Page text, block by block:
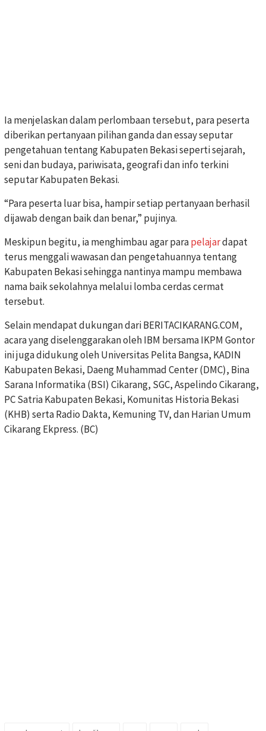
Ia menjelaskan dalam perlombaan tersebut, para peserta
diberikan pertanyaan pilihan ganda dan essay seputar
pengetahuan tentang Kabupaten Bekasi seperti sejarah,
seni dan budaya, pariwisata, geografi dan info terkini
seputar Kabupaten Bekasi.
“Para peserta luar bisa, hampir setiap pertanyaan berhasil
dijawab dengan baik dan benar,” pujinya.
Meskipun begitu, ia menghimbau agar parapelajardapat
terus menggali wawasan dan pengetahuannya tentang
Kabupaten Bekasi sehingga nantinya mampu membawa
nama baik sekolahnya melalui lomba cerdas cermat
tersebut.
Selain mendapat dukungan dari BERITACIKARANG.COM,
acara yang diselenggarakan oleh IBM bersama IKPM Gontor
ini juga didukung oleh Universitas Pelita Bangsa, KADIN
Kabupaten Bekasi, Daeng Muhammad Center (DMC), Bina
Sarana Informatika (BSI) Cikarang, SGC, Aspelindo Cikarang,
PC Satria Kabupaten Bekasi, Komunitas Historia Bekasi
(KHB) serta Radio Dakta, Kemuning TV, dan Harian Umum
Cikarang Ekpress. (BC)